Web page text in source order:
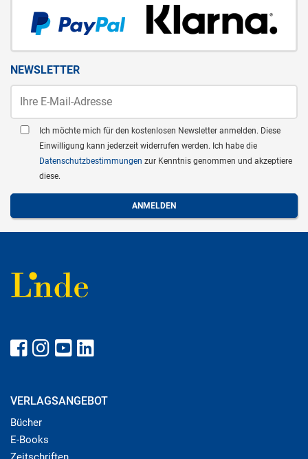
NEWSLETTER
Ich möchte mich für den kostenlosen Newsletter anmelden. Diese
Einwilligung kann jederzeit widerrufen werden. Ich habe die
Datenschutzbestimmungen zur Kenntnis genommen und akzeptiere
diese.
VERLAGSANGEBOT
Bücher
E-Books